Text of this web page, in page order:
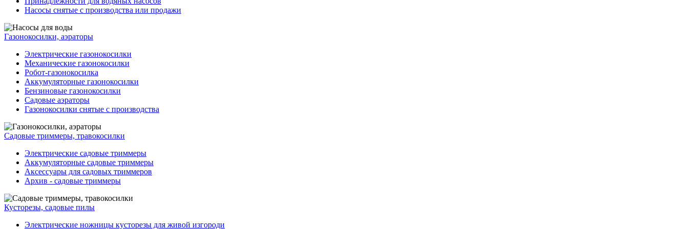
Насосы снятые с производства или продажи
Газонокосилки, аэраторы
Электрические газонокосилки
Механические газонокосилки
Робот-газонокосилка
Аккумуляторные газонокосилки
Бензиновые газонокосилки
Садовые аэраторы
Газонокосилки снятые с производства
Садовые триммеры, травокосилки
Электрические садовые триммеры
Аккумуляторные садовые триммеры
Аксессуары для садовых триммеров
Архив - садовые триммеры
Кусторезы, садовые пилы
Электрические ножницы кусторезы для живой изгороди